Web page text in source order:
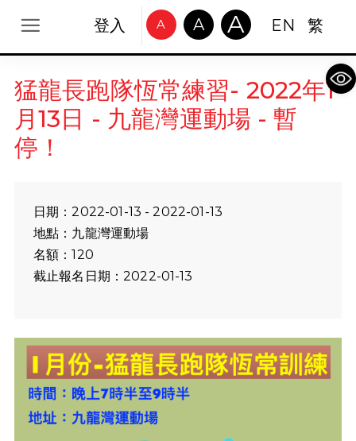
登入 A A A EN 繁
猛龍長跑隊恆常練習- 2022年1
月13日 - 九龍灣運動場 - 暫
停！
日期：2022-01-13 - 2022-01-13
地點：九龍灣運動場
名額：120
截止報名日期：2022-01-13